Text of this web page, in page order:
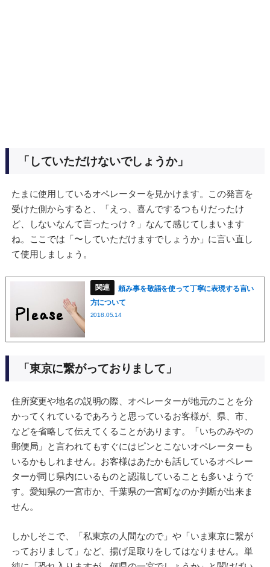
「していただけないでしょうか」
たまに使用しているオペレーターを見かけます。この発言を
受けた側からすると、「えっ、喜んでするつもりだったけ
ど、しないなんて言ったっけ？」なんて感じてしまいます
ね。ここでは「〜していただけますでしょうか」に言い直し
て使用しましょう。
頼み事を敬語を使って丁寧に表現する言い
方について
2018.05.14
「東京に繋がっておりまして」
住所変更や地名の説明の際、オペレーターが地元のことを分
かってくれているであろうと思っているお客様が、県、市、
などを省略して伝えてくることがあります。「いちのみやの
郵便局」と言われてもすぐにはピンとこないオペレーターも
いるかもしれません。お客様はあたかも話しているオペレー
ターが同じ県内にいるものと認識していることも多いようで
す。愛知県の一宮市か、千葉県の一宮町なのか判断が出来ま
せん。
しかしそこで、「私東京の人間なので」や「いま東京に繋が
っておりまして」など、揚げ足取りをしてはなりません。単